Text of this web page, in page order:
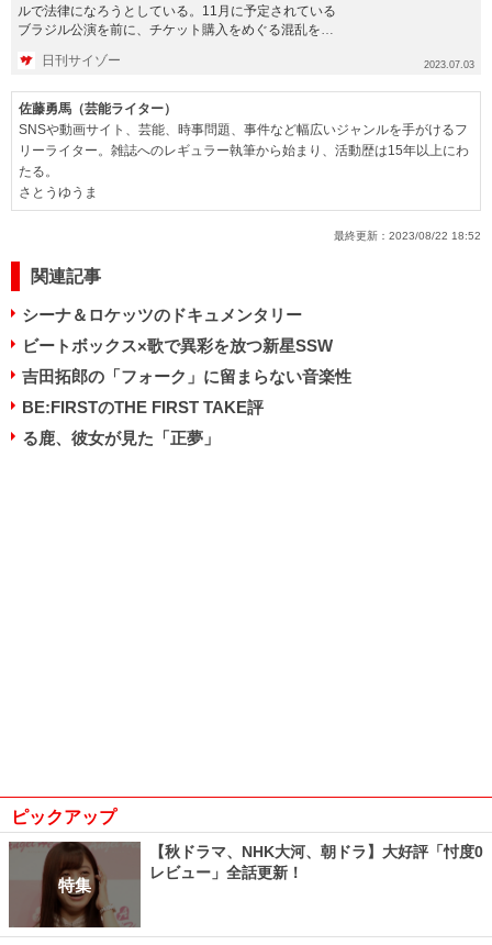
ルで法律になろうとしている。11月に予定されている
ブラジル公演を前に、チケット購入をめぐる混乱を未
日刊サイゾー 2023.07.03
佐藤勇馬（芸能ライター）
SNSや動画サイト、芸能、時事問題、事件など幅広いジャンルを手がけるフ
リーライター。雑誌へのレギュラー執筆から始まり、活動歴は15年以上にわ
たる。
さとうゆうま
最終更新： 2023/08/22 18:52
関連記事
シーナ＆ロケッツのドキュメンタリー
ビートボックス×歌で異彩を放つ新星SSW
吉田拓郎の「フォーク」に留まらない音楽性
BE:FIRSTのTHE FIRST TAKE評
る鹿、彼女が見た「正夢」
ピックアップ
特集
【秋ドラマ、NHK大河、朝ドラ】大好評「忖度0
レビュー」全話更新！